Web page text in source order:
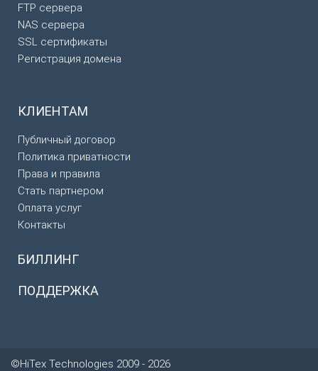
FTP сервера
NAS сервера
SSL сертификаты
Регистрация домена
КЛИЕНТАМ
Публичный договор
Политика приватности
Права и правила
Стать партнером
Оплата услуг
Контакты
БИЛЛИНГ
ПОДДЕРЖКА
©HiTex Technologies 2009 - 2026